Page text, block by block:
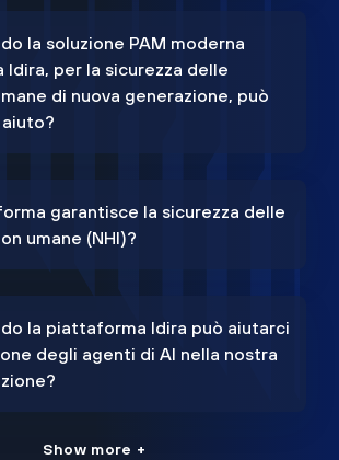
la soluzione PAM moderna
Idira, per la sicurezza delle
di nuova generazione, può
garantisce la sicurezza delle
umane (NHI)?
la piattaforma Idira può aiutarci
degli agenti di AI nella nostra
Show more +